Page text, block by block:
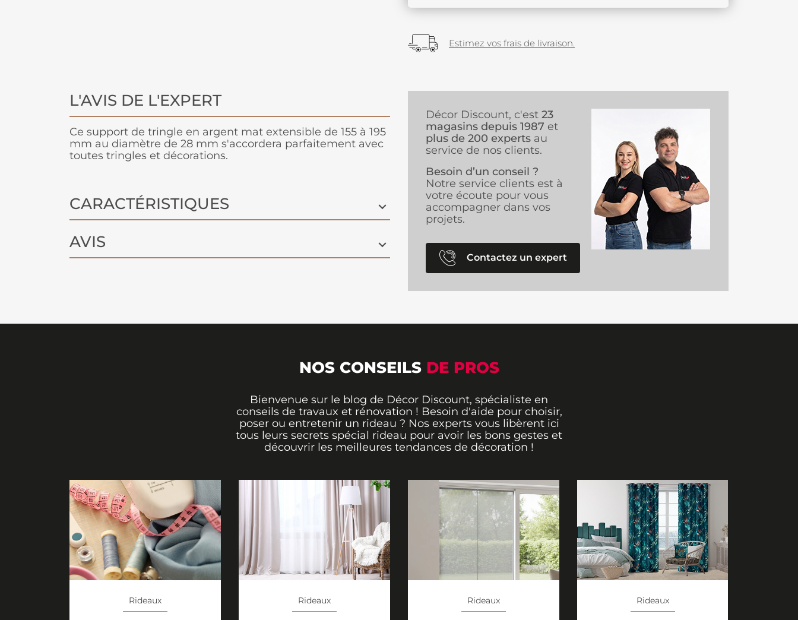
Estimez vos frais de livraison.
L'AVIS DE L'EXPERT
Ce support de tringle en argent mat extensible de 155 à 195
mm au diamètre de 28 mm s'accordera parfaitement avec
toutes tringles et décorations.
CARACTÉRISTIQUES
AVIS
Décor Discount, c'est 23
magasins depuis 1987 et
plus de 200 experts au
service de nos clients.
Besoin d’un conseil ?
Notre service clients est à
votre écoute pour vous
accompagner dans vos
projets.
Contactez un expert
NOS CONSEILS DE PROS
Bienvenue sur le blog de Décor Discount, spécialiste en
conseils de travaux et rénovation ! Besoin d'aide pour choisir,
poser ou entretenir un rideau ? Nos experts vous libèrent ici
tous leurs secrets spécial rideau pour avoir les bons gestes et
découvrir les meilleures tendances de décoration !
Rideaux Rideaux Rideaux Rideaux